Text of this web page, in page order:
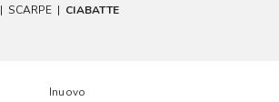
| SCARPE | CIABATTE
Inuovo